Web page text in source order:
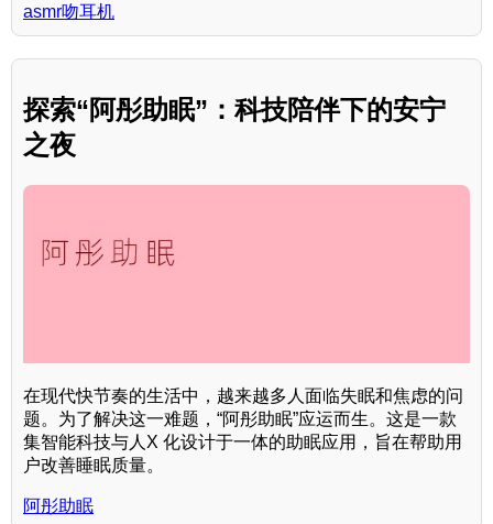
asmr吻耳机
探索“阿彤助眠”：科技陪伴下的安宁
之夜
在现代快节奏的生活中，越来越多人面临失眠和焦虑的问
题。为了解决这一难题，“阿彤助眠”应运而生。这是一款
集智能科技与人X 化设计于一体的助眠应用，旨在帮助用
户改善睡眠质量。
阿彤助眠